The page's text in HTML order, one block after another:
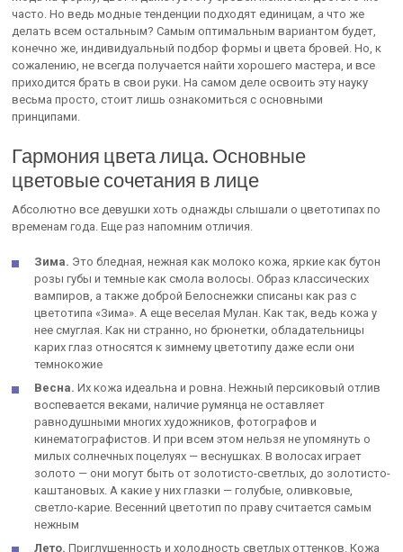
часто. Но ведь модные тенденции подходят единицам, а что же
делать всем остальным? Самым оптимальным вариантом будет,
конечно же, индивидуальный подбор формы и цвета бровей. Но, к
сожалению, не всегда получается найти хорошего мастера, и все
приходится брать в свои руки. На самом деле освоить эту науку
весьма просто, стоит лишь ознакомиться с основными
принципами.
Гармония цвета лица. Основные
цветовые сочетания в лице
Абсолютно все девушки хоть однажды слышали о цветотипах по
временам года. Еще раз напомним отличия.
Зима. Это бледная, нежная как молоко кожа, яркие как бутон
розы губы и темные как смола волосы. Образ классических
вампиров, а также доброй Белоснежки списаны как раз с
цветотипа «Зима». А еще веселая Мулан. Как так, ведь кожа у
нее смуглая. Как ни странно, но брюнетки, обладательницы
карих глаз относятся к зимнему цветотипу даже если они
темнокожие
Весна. Их кожа идеальна и ровна. Нежный персиковый отлив
воспевается веками, наличие румянца не оставляет
равнодушными многих художников, фотографов и
кинематографистов. И при всем этом нельзя не упомянуть о
милых солнечных поцелуях — веснушках. В волосах играет
золото — они могут быть от золотисто-светлых, до золотисто-
каштановых. А какие у них глазки — голубые, оливковые,
светло-карие. Весенний цветотип по праву считается самым
нежным
Лето. Приглушенность и холодность светлых оттенков. Кожа